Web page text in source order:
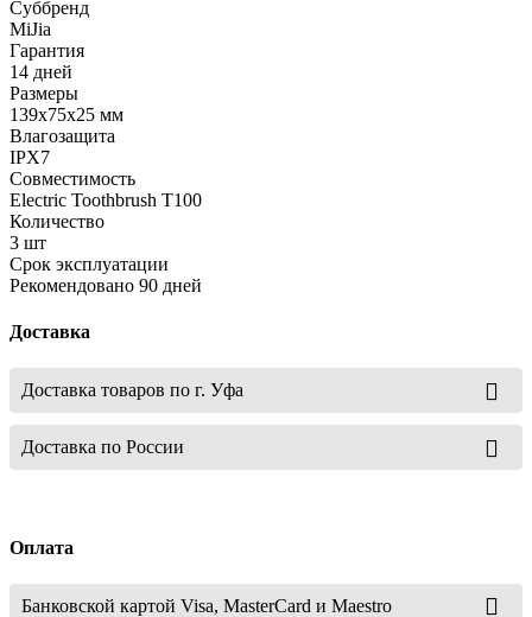
Суббренд
MiJia
Гарантия
14 дней
Размеры
139х75х25 мм
Влагозащита
IPX7
Совместимость
Electric Toothbrush T100
Количество
3 шт
Срок эксплуатации
Рекомендовано 90 дней
Доставка
Доставка товаров по г. Уфа
Доставка по России
Оплата
Банковской картой Visa, MasterCard и Maestro